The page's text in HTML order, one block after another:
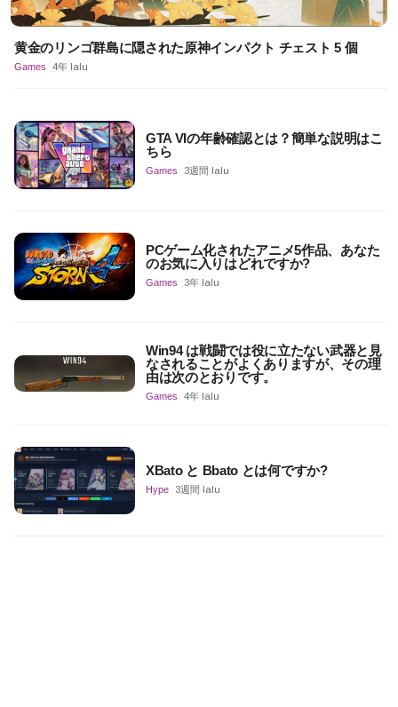
黄金のリンゴ群島に隠された原神インパクト チェスト 5 個
Games 4年 lalu
GTA VIの年齢確認とは？簡単な説明はこ
ちら
Games 3週間 lalu
PCゲーム化されたアニメ5作品、あなた
のお気に入りはどれですか?
Games 3年 lalu
Win94 は戦闘では役に立たない武器と見
なされることがよくありますが、その理
由は次のとおりです。
Games 4年 lalu
XBato と Bbato とは何ですか?
Hype 3週間 lalu